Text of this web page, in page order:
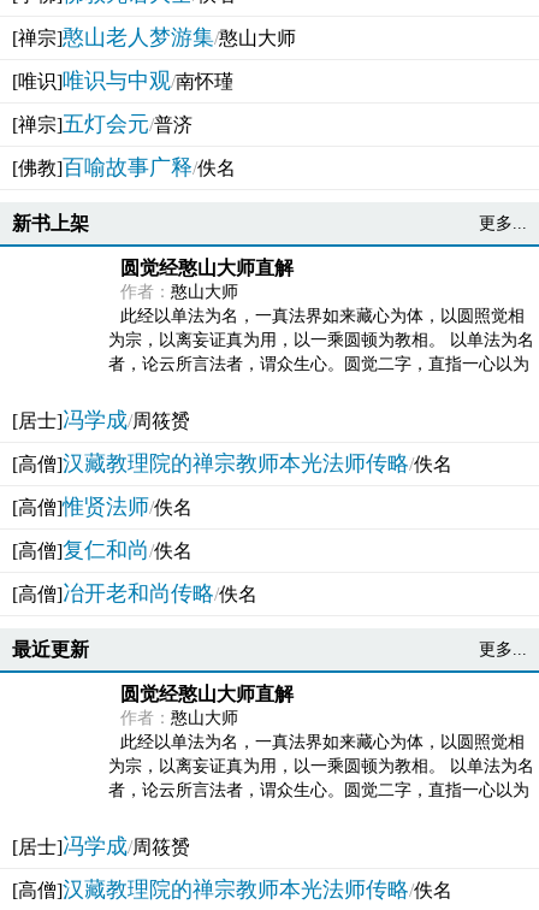
[禅宗]憨山老人梦游集/憨山大师
[唯识]唯识与中观/南怀瑾
[禅宗]五灯会元/普济
[佛教]百喻故事广释/佚名
新书上架 更多...
圆觉经憨山大师直解
作者： 憨山大师
此经以单法为名，一真法界如来藏心为体，以圆照觉相
为宗，以离妄证真为用，以一乘圆顿为教相。 以单法为名
者，论云所言法者，谓众生心。圆觉二字，直指一心以为
[居士]冯学成/周筱赟
[高僧]汉藏教理院的禅宗教师本光法师传略/佚名
[高僧]惟贤法师/佚名
[高僧]复仁和尚/佚名
[高僧]冶开老和尚传略/佚名
最近更新 更多...
圆觉经憨山大师直解
作者： 憨山大师
此经以单法为名，一真法界如来藏心为体，以圆照觉相
为宗，以离妄证真为用，以一乘圆顿为教相。 以单法为名
者，论云所言法者，谓众生心。圆觉二字，直指一心以为
[居士]冯学成/周筱赟
[高僧]汉藏教理院的禅宗教师本光法师传略/佚名